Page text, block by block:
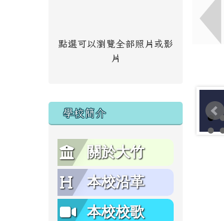
點選可以瀏覽全部照片或影
片
學校簡介
關於大竹
本校沿革
本校校歌